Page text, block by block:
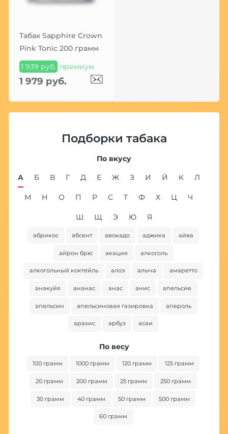
Табак Sapphire Crown
Pink Tonic 200 грамм
1 939 руб. премиум
1 979 руб.
Подборки табака
По вкусу
А Б В Г Д Е Ж З И Й К Л
М Н О П Р С Т Ф Х Ц Ч
Ш Щ Э Ю Я
абрикос абсент авокадо аджика айва
айрон брю акация алкоголь
алкогольный коктейль алоэ алыча амаретто
анакуйя ананас анас анис апельсие
апельсин апельсиновая газировка апероль
арахис арбуз асаи
По весу
100 грамм 1000 грамм 120 грамм 125 грамм
20 грамм 200 грамм 25 грамм 250 грамм
30 грамм 40 грамм 50 грамм 500 грамм
60 грамм